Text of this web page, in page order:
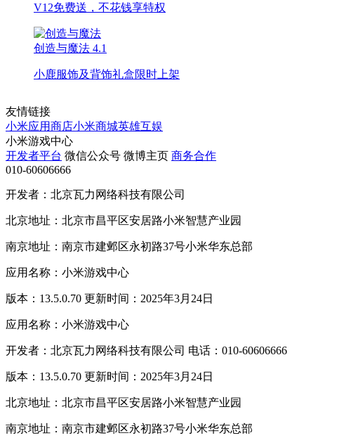
V12免费送，不花钱享特权
创造与魔法 4.1
小鹿服饰及背饰礼盒限时上架
友情链接
小米应用商店小米商城英雄互娱
小米游戏中心
开发者平台 微信公众号 微博主页 商务合作
010-60606666
开发者：北京瓦力网络科技有限公司
北京地址：北京市昌平区安居路小米智慧产业园
南京地址：南京市建邺区永初路37号小米华东总部
应用名称：小米游戏中心
版本：13.5.0.70 更新时间：2025年3月24日
应用名称：小米游戏中心
开发者：北京瓦力网络科技有限公司 电话：010-60606666
版本：13.5.0.70 更新时间：2025年3月24日
北京地址：北京市昌平区安居路小米智慧产业园
南京地址：南京市建邺区永初路37号小米华东总部